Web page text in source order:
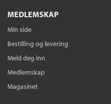
MEDLEMSKAP
Min side
Bestilling og levering
Meld deg inn
Medlemskap
Magasinet